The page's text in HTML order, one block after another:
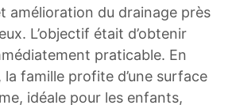
amélioration du drainage près
L’objectif était d’obtenir
praticable. En
la famille profite d’une surface
idéale pour les enfants,